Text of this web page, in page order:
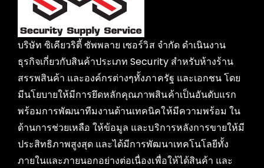
บริษัท ซิเคียวริตี้ ซัพพลาย เซอร์วิส จำกัด ดำเนินงาน
ธุรกิจเกี่ยวกับสินค้าประเภท Security สำหรับห้างร้าน
สรรพสินค้า และองค์กรต่างๆทั้งภาครัฐ และเอกชน โดย
มีนโยบายให้มีการยึดหลักคุณภาพสินค้าเป็นอันดับแรก
พร้อมการพัฒนาทีมงานด้านเทคนิคให้มีความพร้อม ใน
ด้านการช่วยเหลือ ให้ข้อมูล และบริการหลังการขายให้มี
ประสิทธิภาพสูงสุด และได้มีการพัฒนาเทคโนโลยีทั้ง
ภายในและภายนอกอย่างต่อเนื่องเพื่อให้ได้สินค้า และ